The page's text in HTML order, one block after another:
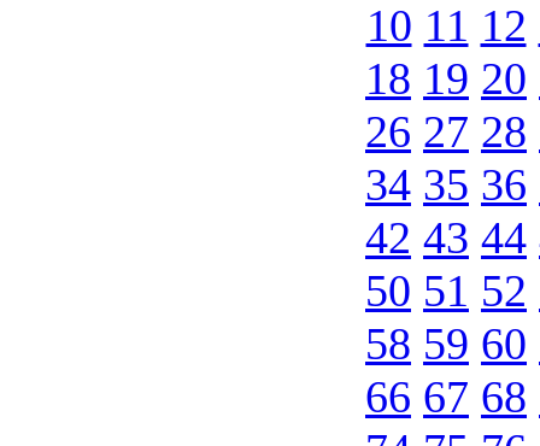
10 11 12
18 19 20
26 27 28
34 35 36
42 43 44
50 51 52
58 59 60
66 67 68